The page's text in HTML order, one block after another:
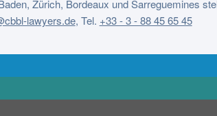
Zürich, Bordeaux und Sarreguemines
lawyers.de, Tel. +33 - 3 - 88 45 65 45